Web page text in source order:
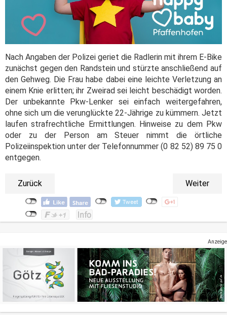
Nach Angaben der Polizei geriet die Radlerin mit ihrem E-Bike
zunächst gegen den Randstein und stürzte anschließend auf
den Gehweg. Die Frau habe dabei eine leichte Verletzung an
einem Knie erlitten; ihr Zweirad sei leicht beschädigt worden.
Der unbekannte Pkw-Lenker sei einfach weitergefahren,
ohne sich um die verunglückte 22-Jährige zu kümmern. Jetzt
laufen strafrechtliche Ermittlungen. Hinweise zu dem Pkw
oder zu der Person am Steuer nimmt die örtliche
Polizeiinspektion unter der Telefonnummer (0 82 52) 89 75 0
entgegen.
Zurück Weiter
Anzeige